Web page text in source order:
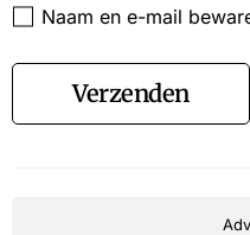
Naam en e-mail
Verzenden